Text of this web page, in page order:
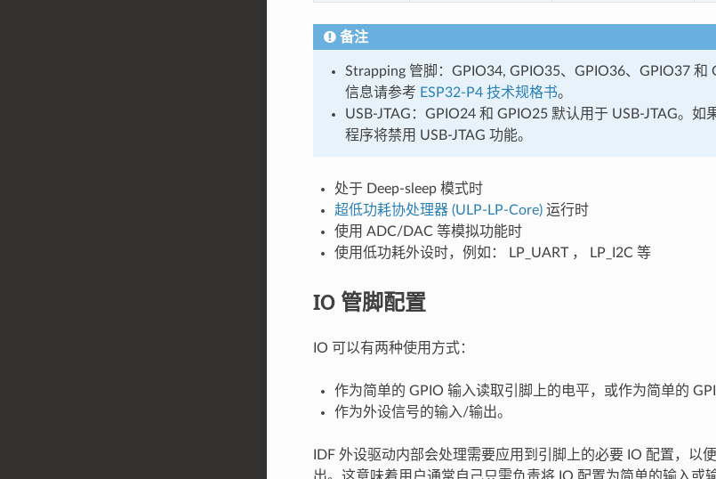
备注
Strapping 管脚：GPIO34, GPIO35、GPIO36、GPIO37 和
信息请参考 ESP32-P4 技术规格书。
USB-JTAG：GPIO24 和 GPIO25 默认用于 USB-JTAG。
程序将禁用 USB-JTAG 功能。
处于 Deep-sleep 模式时
超低功耗协处理器 (ULP-LP-Core)运行时
使用 ADC/DAC 等模拟功能时
使用低功耗外设时，例如： LP_UART ， LP_I2C 等
IO 管脚配置
IO 可以有两种使用方式：
作为简单的 GPIO 输入读取引脚上的电平，或作为简单的
作为外设信号的输入/输出。
IDF 外设驱动内部会处理需要应用到引脚上的必要 IO 配置，以